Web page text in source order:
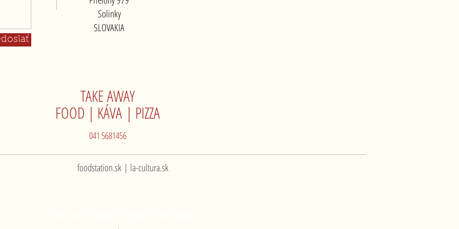
Solinky
SLOVAKIA
TAKE AWAY
FOOD | KÁVA | PIZZA
041 5681456
foodstation.sk | la-cultura.sk